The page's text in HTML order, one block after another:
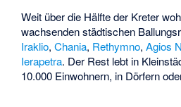
Weit über die Hälfte der Kreter
wachsenden städtischen
Iraklio,Chania, Rethymno,Agios
Ierapetra. Der Rest lebt in
10.000 Einwohnern, in Dörfern